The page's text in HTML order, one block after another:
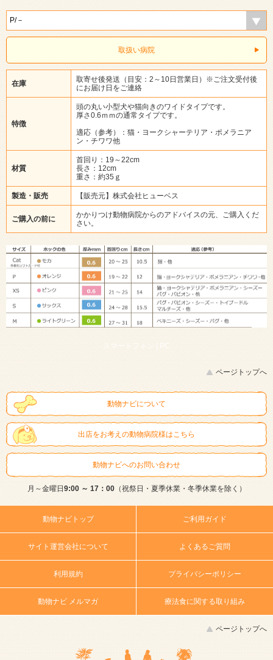
取扱い病院
在庫
取寄せ後発送（目安：2～10日営業日）※ご注文受付後
にお届け日をご連絡
特徴
頭の丸い小型犬や猫向きのワイドタイプです。
厚さ0.6ｍｍの通常タイプです。
適応（参考）：猫・ヨークシャーテリア・ポメラニア
ン・チワワ他
材質
首回り：19～22cm
長さ：12cm
重さ：約35ｇ
製造・販売 【販売元】株式会社ヒューベス
ご購入の前に
かかりつけ動物病院からのアドバイスの元、ご購入くだ
さい。
スマートフォン | PC
ページトップへ
動物ナビについて
出店をお考えの動物病院様はこちら
動物ナビへのお問い合わせ
月～金曜日 9:00 ～ 17：00（祝祭日・夏季休業・冬季休業を除く）
動物ナビトップ ご利用ガイド
サイト運営会社について よくあるご質問
利用規約 プライバシーポリシー
動物ナビ メルマガ 療法食に関する取り組み
ページトップへ